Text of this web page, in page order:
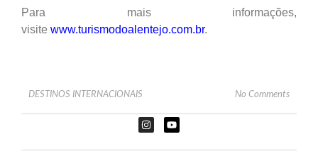
Para mais informações,
visite www.turismodoalentejo.com.br.
DESTINOS INTERNACIONAIS No Comments